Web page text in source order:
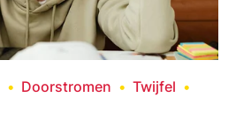
Doorstromen
Twijfel